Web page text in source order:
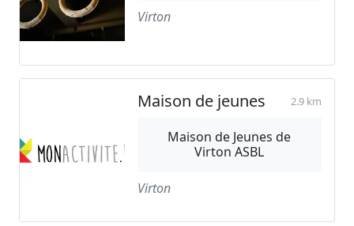
Virton
Maison de jeunes 2.9 km
Maison de Jeunes de
Virton ASBL
Virton